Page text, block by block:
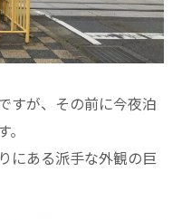
すが、その前に今夜泊
にある派手な外観の巨